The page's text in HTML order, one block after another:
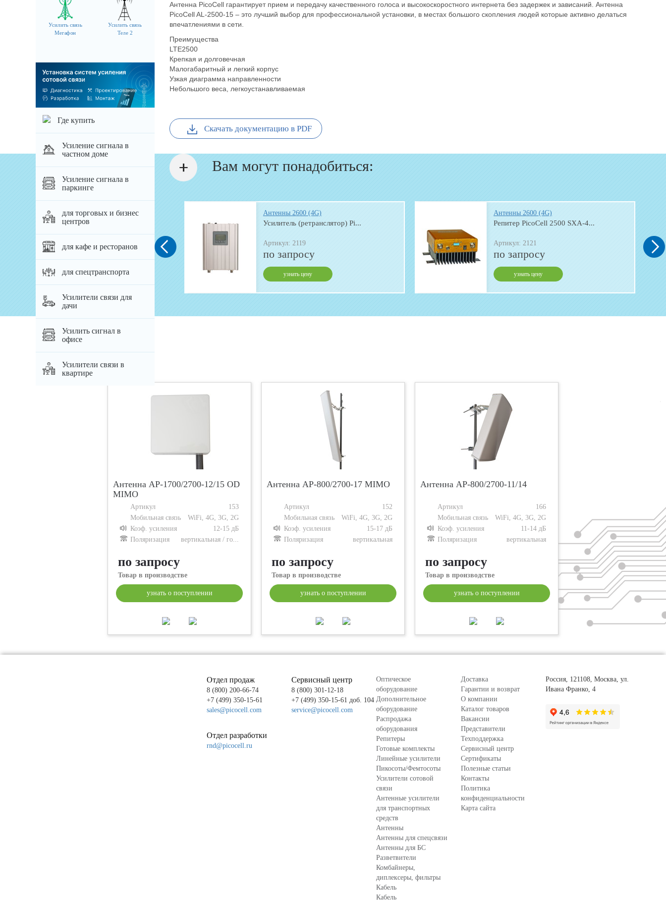
Усилить связь
Мегафон
Усилить связь
Теле 2
Где купить
Усиление сигнала в
частном доме
Усиление сигнала в
паркинге
для торговых и бизнес
центров
для кафе и ресторанов
для спецтранспорта
Усилители связи для
дачи
Усилить сигнал в
офисе
Усилители связи в
квартире
Антенна PicoCell гарантирует прием и передачу качественного голоса и высокоскоростного интернета без задержек и зависаний. Антенна
PicoCell AL-2500-15 – это лучший выбор для профессиональной установки, в местах большого скопления людей которые активно делаться
впечатлениями в сети.
Преимущества
LTE2500
Крепкая и долговечная
Малогабаритный и легкий корпус
Узкая диаграмма направленности
Небольшого веса, легкоустанавливаемая
Скачать документацию в PDF
Вам могут понадобиться:
Антенны 2600 (4G)
Кабельная сборка 8D/FB N/m...
Артикул: 315
2 968 руб.
добавить
Антенны 2600 (4G)
Усилитель (ретранслятор) Pi...
Артикул: 2119
по запросу
узнать цену
Антенны 2600 (4G)
Репитер PicoCell 2500 SXA-4...
Артикул: 2121
по запросу
узнать цену
Похожие товары
Антенна AP-1700/2700-12/15 OD
MIMO
Артикул
153
Мобильная связь
WiFi, 4G, 3G, 2G
Коэф. усиления
12-15 дБ
Поляризация
вертикальная / го...
по запросу
Товар в производстве
узнать о поступлении
Антенна AP-800/2700-17 MIMO
Артикул
152
Мобильная связь
WiFi, 4G, 3G, 2G
Коэф. усиления
15-17 дБ
Поляризация
вертикальная
по запросу
Товар в производстве
узнать о поступлении
Антенна AP-800/2700-11/14
Артикул
166
Мобильная связь
WiFi, 4G, 3G, 2G
Коэф. усиления
11-14 дБ
Поляризация
вертикальная
по запросу
Товар в производстве
узнать о поступлении
Отдел продаж
8 (800) 200-66-74
+7 (499) 350-15-61
sales@picocell.com
Сервисный центр
8 (800) 301-12-18
+7 (499) 350-15-61 доб. 104
service@picocell.com
Отдел разработки
rnd@picocell.ru
Оптическое
оборудование
Дополнительное
оборудование
Распродажа
оборудования
Репитеры
Готовые комплекты
Линейные усилители
Пикосоты/Фемтосоты
Усилители сотовой
связи
Антенные усилители
для транспортных
средств
Антенны
Антенны для спецсвязи
Антенны для БС
Разветвители
Комбайнеры,
диплексеры, фильтры
Кабель
Кабель
Доставка
Гарантии и возврат
О компании
Каталог товаров
Вакансии
Представители
Техподдержка
Сервисный центр
Сертификаты
Полезные статьи
Контакты
Политика
конфиденциальности
Карта сайта
Россия, 121108, Москва, ул.
Ивана Франко, 4